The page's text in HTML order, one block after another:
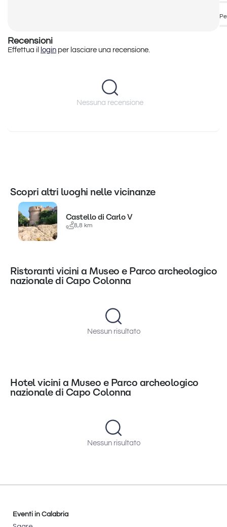
Recensioni
Effettua il login per lasciare una recensione.
Nessuna recensione
Scopri altri luoghi nelle vicinanze
Castello di Carlo V
8,8 km
Ristoranti vicini a Museo e Parco archeologico
nazionale di Capo Colonna
Nessun risultato
Hotel vicini a Museo e Parco archeologico
nazionale di Capo Colonna
Nessun risultato
Eventi in Calabria